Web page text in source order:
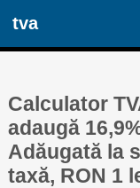
tva
Calculator
adaugă
Adăugată la
taxă, RON 1